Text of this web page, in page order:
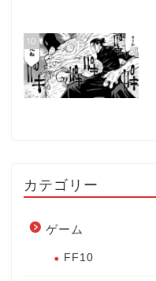
10
カテゴリー
ゲーム
FF10